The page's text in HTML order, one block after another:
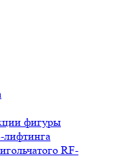
фигуры
лифтинга
RF-